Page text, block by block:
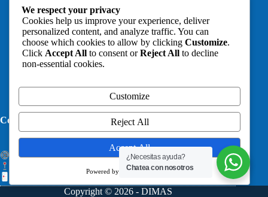
Contáctanos:
secretariageneral@dimas.edu.pe
Jr. Dos de Mayo 611 - Cajamarca
Cel: + 51 977633272
Copyright © 2026 - DIMAS
We respect your privacy
Cookies help us improve your experience, deliver
personalized content, and analyze traffic. You can
choose which cookies to allow by clicking Customize.
Click Accept All to consent orReject All to decline
non-essential cookies.
Customize
Reject All
Accept All
Powered by
¿Necesitas ayuda?
Chatea con nosotros